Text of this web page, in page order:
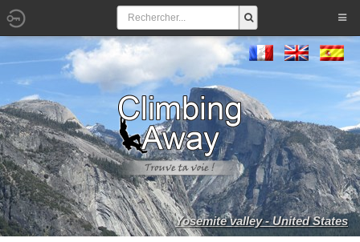
Yosemite valley - United States